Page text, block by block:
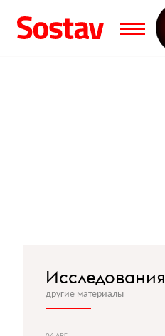
Исследования
другие материалы